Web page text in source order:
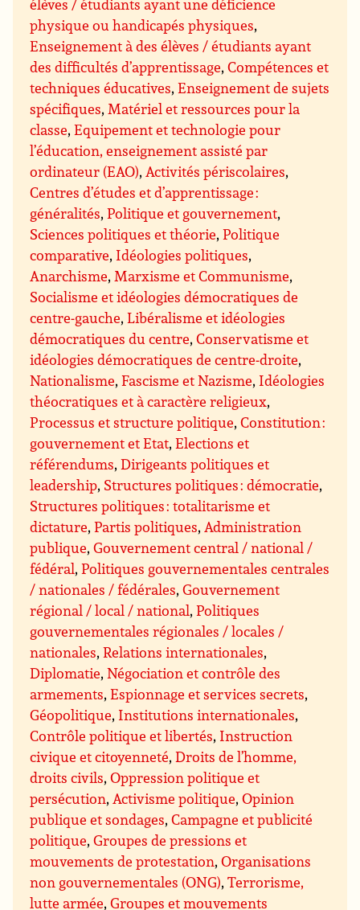
élèves / étudiants ayant une déficience
physique ou handicapés physiques,
Enseignement à des élèves / étudiants ayant
des difficultés d’apprentissage,Compétences et
techniques éducatives,Enseignement de sujets
spécifiques,Matériel et ressources pour la
classe,Equipement et technologie pour
l’éducation, enseignement assisté par
ordinateur (EAO),Activités périscolaires,
Centres d’études et d’apprentissage :
généralités,Politique et gouvernement,
Sciences politiques et théorie,Politique
comparative, Idéologies politiques,
Anarchisme,Marxisme et Communisme,
Socialisme et idéologies démocratiques de
centre-gauche,Libéralisme et idéologies
démocratiques du centre,Conservatisme et
idéologies démocratiques de centre-droite,
Nationalisme,Fascisme et Nazisme, Idéologies
théocratiques et à caractère religieux,
Processus et structure politique,Constitution :
gouvernement et Etat,Elections et
référendums,Dirigeants politiques et
leadership, Structures politiques : démocratie,
Structures politiques : totalitarisme et
dictature,Partis politiques,Administration
publique,Gouvernement central / national /
fédéral,Politiques gouvernementales centrales
/ nationales / fédérales,Gouvernement
régional / local / national,Politiques
gouvernementales régionales / locales /
nationales,Relations internationales,
Diplomatie,Négociation et contrôle des
armements,Espionnage et services secrets,
Géopolitique, Institutions internationales,
Contrôle politique et libertés, Instruction
civique et citoyenneté,Droits de l’homme,
droits civils,Oppression politique et
persécution,Activisme politique,Opinion
publique et sondages,Campagne et publicité
politique,Groupes de pressions et
mouvements de protestation,Organisations
non gouvernementales (ONG),Terrorisme,
lutte armée,Groupes et mouvements